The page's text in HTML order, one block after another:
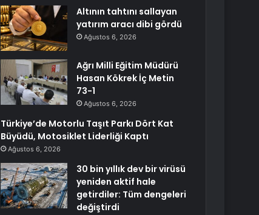
Altının tahtını sallayan
yatırım aracı dibi gördü
Ağustos 6, 2026
Ağrı Milli Eğitim Müdürü
Hasan Kökrek İç Metin
73-1
Ağustos 6, 2026
Türkiye’de Motorlu Taşıt Parkı Dört Kat
Büyüdü, Motosiklet Liderliği Kaptı
Ağustos 6, 2026
30 bin yıllık dev bir virüsü
yeniden aktif hale
getirdiler: Tüm dengeleri
değiştirdi